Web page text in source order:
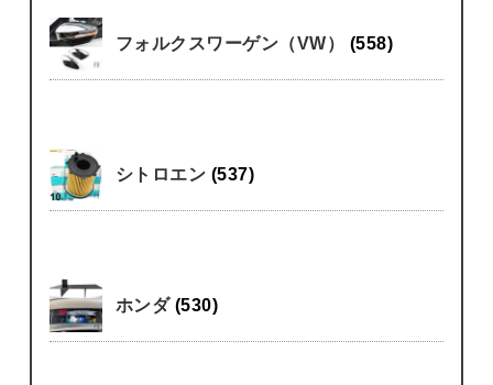
フォルクスワーゲン（VW） (558)
シトロエン (537)
ホンダ (530)